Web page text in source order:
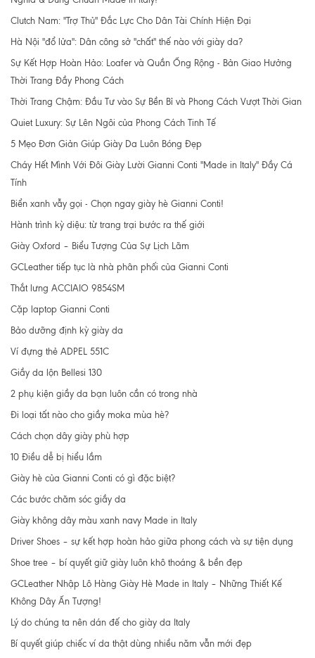
Clutch Nam: "Trợ Thủ" Đắc Lực Cho Dân Tài Chính Hiện Đại
Hà Nội "đổ lửa": Dân công sở "chất" thế nào với giày da?
Sự Kết Hợp Hoàn Hảo: Loafer và Quần Ống Rộng - Bản Giao Hưởng
Thời Trang Đầy Phong Cách
Thời Trang Chậm: Đầu Tư vào Sự Bền Bỉ và Phong Cách Vượt Thời Gian
Quiet Luxury: Sự Lên Ngôi của Phong Cách Tinh Tế
5 Mẹo Đơn Giản Giúp Giày Da Luôn Bóng Đẹp
Cháy Hết Mình Với Đôi Giày Lười Gianni Conti "Made in Italy" Đầy Cá
Tính
Biển xanh vẫy gọi - Chọn ngay giày hè Gianni Conti!
Hành trình kỳ diệu: từ trang trại bước ra thế giới
Giày Oxford – Biểu Tượng Của Sự Lịch Lãm
GCLeather tiếp tục là nhà phân phối của Gianni Conti
Thắt lưng ACCIAIO 9854SM
Cặp laptop Gianni Conti
Bảo dưỡng định kỳ giày da
Ví đựng thẻ ADPEL 551C
Giầy da lộn Bellesi 130
2 phụ kiện giầy da bạn luôn cần có trong nhà
Đi loại tất nào cho giầy moka mùa hè?
Cách chọn dây giày phù hợp
10 Điều dễ bị hiểu lầm
Giày hè của Gianni Conti có gì đặc biệt?
Các bước chăm sóc giầy da
Giày không dây màu xanh navy Made in Italy
Driver Shoes – sự kết hợp hoàn hảo giữa phong cách và sự tiện dụng
Shoe tree – bí quyết giữ giày luôn khô thoáng & bền đẹp
GCLeather Nhập Lô Hàng Giày Hè Made in Italy – Những Thiết Kế
Không Dây Ấn Tượng!
Lý do chúng ta nên dán đế cho giày da Italy
Bí quyết giúp chiếc ví da thật dùng nhiều năm vẫn mới đẹp